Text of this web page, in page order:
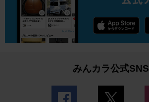
みんカラ公式SNS